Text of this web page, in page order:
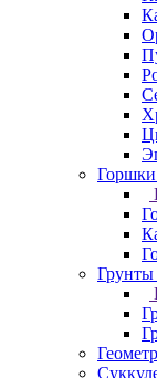
Грунты